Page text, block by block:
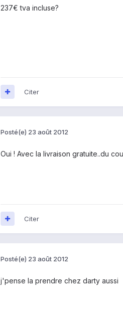
237€ tva incluse?
Citer
Posté(e) 23 août 2012
Oui ! Avec la livraison gratuite..du
Citer
Posté(e) 23 août 2012
j'pense la prendre chez darty aussi